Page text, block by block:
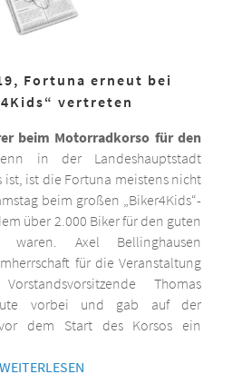
Fortuna erneut bei
vertreten
beim Motorradkorso für den
in der Landeshauptstadt
ist, ist die Fortuna meistens nicht
beim großen „Biker4Kids“-
über 2.000 Biker für den guten
waren. Axel Bellinghausen
für die Veranstaltung
Thomas
vorbei und gab auf der
dem Start des Korsos ein
WEITERLESEN